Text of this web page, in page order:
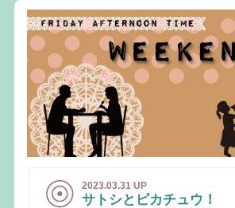
2023.03.31 UP
サトシとピカチュウ！